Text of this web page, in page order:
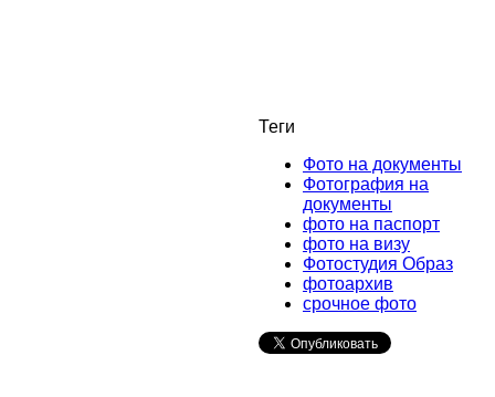
Теги
Фото на документы
Фотография на
документы
фото на паспорт
фото на визу
Фотостудия Образ
фотоархив
срочное фото